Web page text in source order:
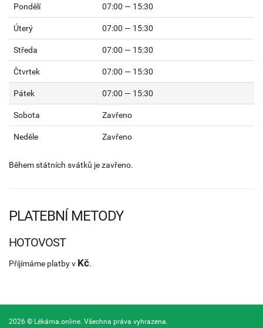
Pondělí 07:00 — 15:30
Úterý 07:00 — 15:30
Středa 07:00 — 15:30
Čtvrtek 07:00 — 15:30
Pátek 07:00 — 15:30
Sobota Zavřeno
Neděle Zavřeno
Během státních svátků je zavřeno.
PLATEBNÍ METODY
HOTOVOST
Příjímáme platby v Kč.
2026 © Lékárna.online. Všechna práva vyhrazena.